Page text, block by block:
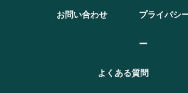
お問い合わせ プライバシ
ー
よくある質問